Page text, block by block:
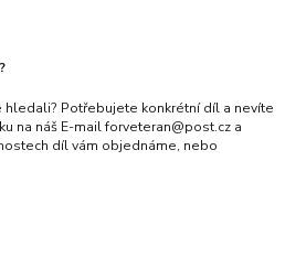
hledali? Potřebujete konkrétní díl a nevíte
na náš E-mail forveteran@post.cz a
díl vám objednáme, nebo